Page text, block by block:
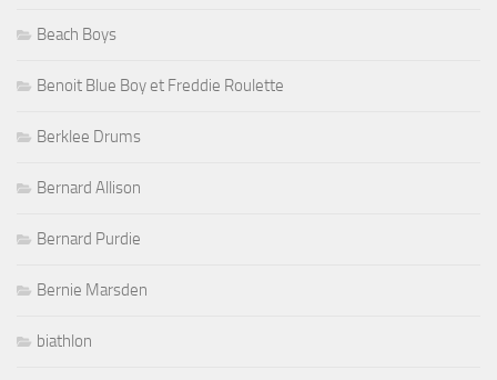
Beach Boys
Benoit Blue Boy et Freddie Roulette
Berklee Drums
Bernard Allison
Bernard Purdie
Bernie Marsden
biathlon